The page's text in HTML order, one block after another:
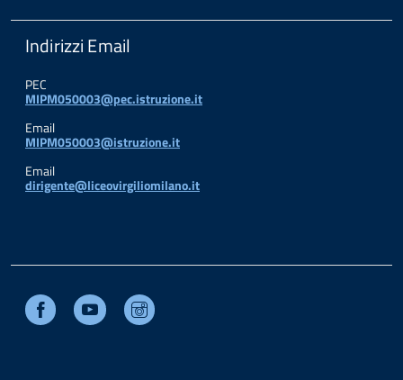
Indirizzi Email
PEC
MIPM050003@pec.istruzione.it
Email
MIPM050003@istruzione.it
Email
dirigente@liceovirgiliomilano.it
Facebook Youtube